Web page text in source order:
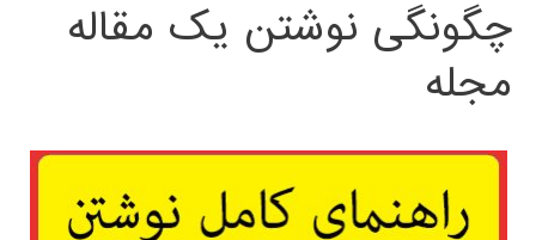
چگونگی نوشتن یک مقاله
مجله